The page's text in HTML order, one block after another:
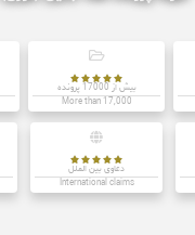





بیش از 17000 پرونده
More than 17,000





دعاوی بین الملل
International claims